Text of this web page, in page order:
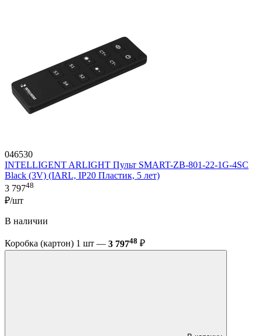
046530
INTELLIGENT ARLIGHT Пульт SMART-ZB-801-22-1G-4SC
Black (3V) (IARL, IP20 Пластик, 5 лет)
3 79748
₽/шт
В наличии
Коробка (картон) 1 шт — 3 79748 ₽